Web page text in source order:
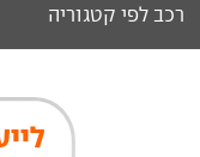
רכב לפי קטגוריה